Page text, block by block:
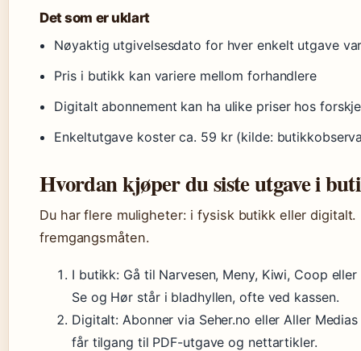
Det som er uklart
Nøyaktig utgivelsesdato for hver enkelt utgave
Pris i butikk kan variere mellom forhandlere
Digitalt abonnement kan ha ulike priser hos
Enkeltutgave koster ca. 59 kr (kilde:
Hvordan kjøper du siste utgave i
Du har flere muligheter: i fysisk butikk eller digitalt.
fremgangsmåten.
I butikk: Gå til Narvesen, Meny, Kiwi, Coop
Se og Hør står i bladhyllen, ofte ved kassen.
Digitalt: Abonner via Seher.no eller Aller
får tilgang til PDF-utgave og nettartikler.